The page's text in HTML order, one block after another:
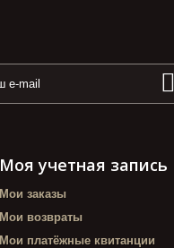
Моя учетная запись
Мои заказы
Мои возвраты
Мои платёжные квитанции